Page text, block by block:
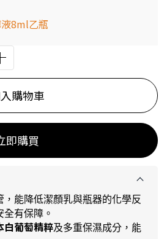
8ml乙瓶
購物車
即購買
能降低潔顏乳與瓶器的化學反
有保障。
白葡萄精粹及多重保濕成分，能